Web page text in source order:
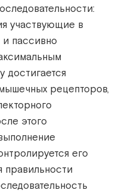
участвующие в
пассивно
достигается
рецепторов,
этого
его
правильности